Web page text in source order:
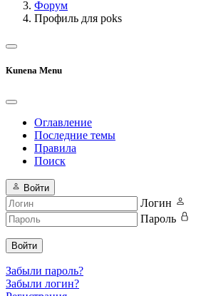
Форум
Профиль для poks
Kunena Menu
Оглавление
Последние темы
Правила
Поиск
Войти
Логин
Пароль
Войти
Забыли пароль?
Забыли логин?